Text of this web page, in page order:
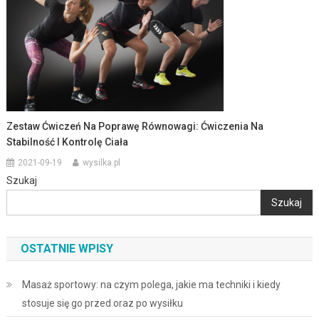
Zestaw Ćwiczeń Na Poprawę Równowagi: Ćwiczenia Na
Stabilność I Kontrolę Ciała
2021-09-19 wysilka.pl
Szukaj
Szukaj
OSTATNIE WPISY
Masaż sportowy: na czym polega, jakie ma techniki i kiedy
stosuje się go przed oraz po wysiłku